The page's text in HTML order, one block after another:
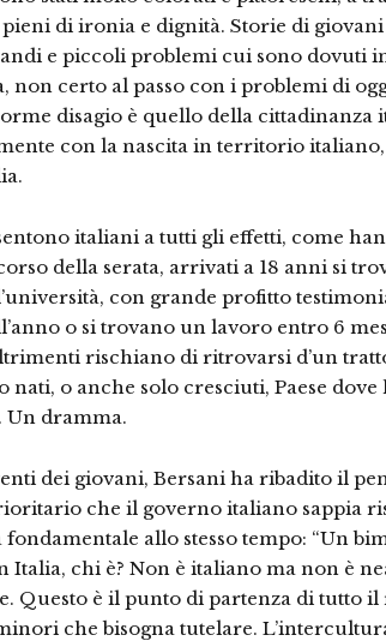
di ironia e dignità. Storie di
e piccoli problemi cui sono dovuti
non certo al passo con i problemi di
disagio è quello della cittadinanza
con la nascita in territorio
italiani a tutti gli effetti, come
della serata, arrivati a 18 anni si
con grande profitto
o si trovano un lavoro entro 6
rischiano di ritrovarsi d’un
nati, o anche solo cresciuti, Paese
Un dramma.
dei giovani, Bersani ha ribadito il
che il governo italiano sappia
allo stesso tempo: “Un
Italia, chi è? Non è italiano ma non è
Questo è il punto di partenza di tutto
che bisogna tutelare.